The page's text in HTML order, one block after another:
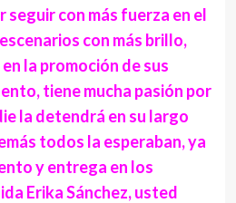
seguir con más fuerza en el
con más brillo,
la promoción de sus
tiene mucha pasión por
la detendrá en su largo
todos la esperaban, ya
y entrega en los
Erika Sánchez, usted